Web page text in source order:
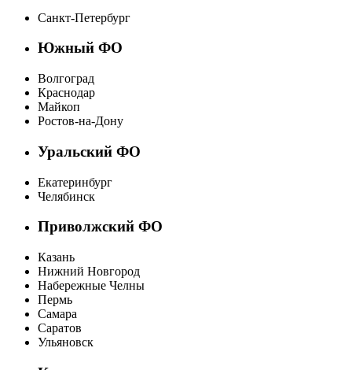
Санкт-Петербург
Южный ФО
Волгоград
Краснодар
Майкоп
Ростов-на-Дону
Уральский ФО
Екатеринбург
Челябинск
Приволжский ФО
Казань
Нижний Новгород
Набережные Челны
Пермь
Самара
Саратов
Ульяновск